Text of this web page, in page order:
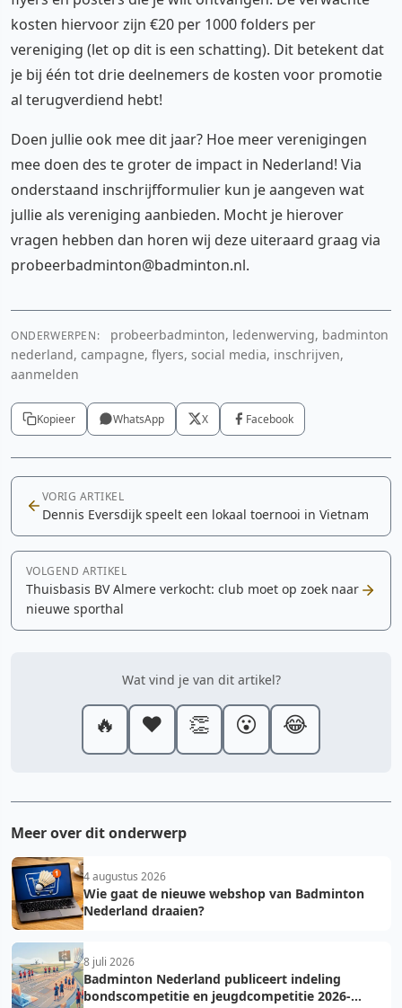
kosten hiervoor zijn €20 per 1000 folders per
vereniging (let op dit is een schatting). Dit betekent dat
je bij één tot drie deelnemers de kosten voor promotie
al terugverdiend hebt!
Doen jullie ook mee dit jaar? Hoe meer verenigingen
mee doen des te groter de impact in Nederland! Via
onderstaand inschrijfformulier kun je aangeven wat
jullie als vereniging aanbieden. Mocht je hierover
vragen hebben dan horen wij deze uiteraard graag via
probeerbadminton@badminton.nl.
ONDERWERPEN:
probeerbadminton, ledenwerving, badminton
nederland, campagne, flyers, social media, inschrijven,
aanmelden
Kopieer WhatsApp X Facebook
VORIG ARTIKEL
Dennis Eversdijk speelt een lokaal toernooi in Vietnam
VOLGEND ARTIKEL
Thuisbasis BV Almere verkocht: club moet op zoek naar
nieuwe sporthal
Wat vind je van dit artikel?
🔥 ❤️ 👏 😮 😂
Meer over dit onderwerp
4 augustus 2026
Wie gaat de nieuwe webshop van Badminton
Nederland draaien?
8 juli 2026
Badminton Nederland publiceert indeling
bondscompetitie en jeugdcompetitie 2026-